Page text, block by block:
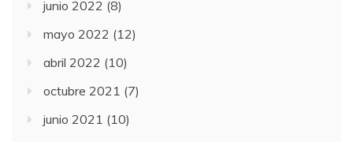
junio 2022 (8)
mayo 2022 (12)
abril 2022 (10)
octubre 2021 (7)
junio 2021 (10)